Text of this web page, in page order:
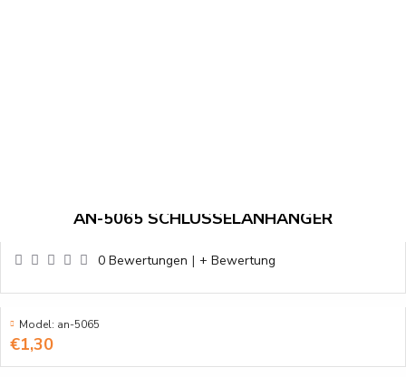
AN-5065 SCHLÜSSELANHÄNGER
0 Bewertungen | + Bewertung
€1,30
Model: an-5065